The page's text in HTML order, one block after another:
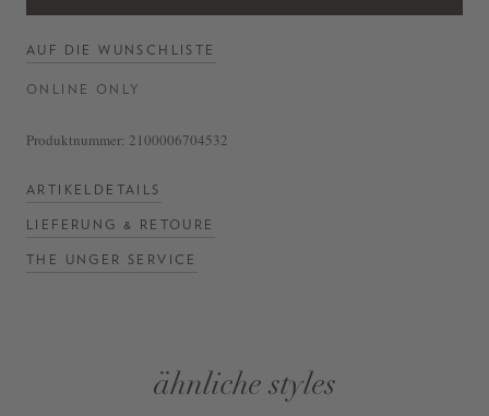
AUF DIE WUNSCHLISTE
ONLINE ONLY
Produktnummer: 2100006704532
ARTIKELDETAILS
LIEFERUNG & RETOURE
THE UNGER SERVICE
ähnliche styles